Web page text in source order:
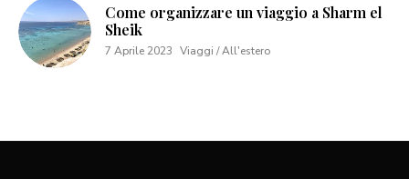
Come organizzare un viaggio a Sharm el
Sheik
7 Aprile 2023 Viaggi / All'estero